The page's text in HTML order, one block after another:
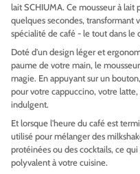
lait SCHIUMA. Ce mousseur à
quelques secondes, transformant
spécialité de café - le tout dans le
Doté d'un design léger et
paume de votre main, le
magie. En appuyant sur un
pour votre cappuccino, votre
indulgent.
Et lorsque l'heure du café est
utilisé pour mélanger des
protéinées ou des cocktails, ce
polyvalent à votre cuisine.